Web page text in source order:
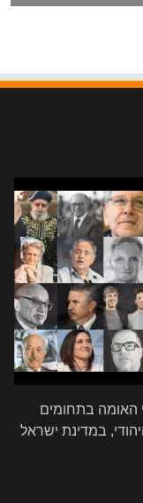
בתחומים
במדינת ישראל